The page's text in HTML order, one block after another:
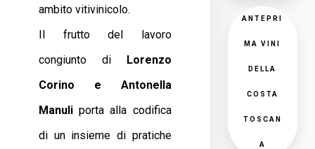
ambito vitivinicolo.
Il frutto del lavoro
congiunto di Lorenzo
Corino e Antonella
Manuli porta alla codifica
di un insieme di pratiche
ANTEPRI
MA VINI
DELLA
COSTA
TOSCAN
A